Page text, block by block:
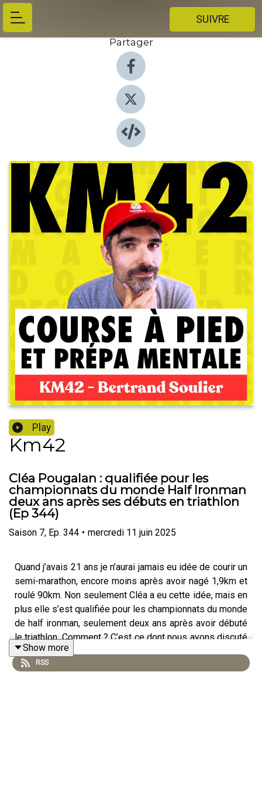
SUIVRE
Partager
Play
Km42
Cléa Pougalan : qualifiée pour les
championnats du monde Half Ironman
deux ans après ses débuts en triathlon
(Ep 344)
Saison 7, Ep. 344 • mercredi 11 juin 2025
Quand j’avais 21 ans je n’aurai jamais eu idée de courir un
semi-marathon, encore moins après avoir nagé 1,9km et
roulé 90km. Non seulement Cléa a eu cette idée, mais en
plus elle s’est qualifiée pour les championnats du monde
de half ironman, seulement deux ans après avoir débuté
le triathlon. Comment ? C’est ce dont nous avons discuté
dans cet épisode.
Show more
RSS